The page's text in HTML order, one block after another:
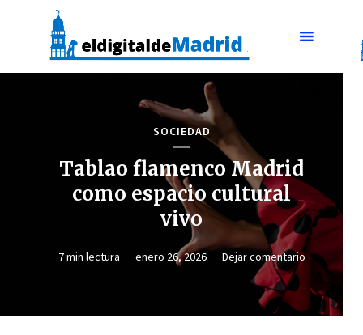
SOCIEDAD
Tablao flamenco Madrid
como espacio cultural
vivo
7 min lectura enero 26, 2026 Dejar comentario